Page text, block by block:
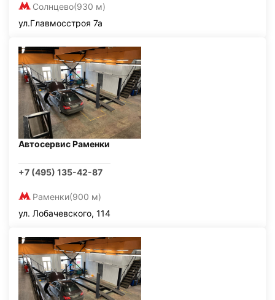
Солнцево(930 м)
ул.Главмосстроя 7а
Автосервис Раменки
+7 (495) 135-42-87
Раменки(900 м)
ул. Лобачевского, 114